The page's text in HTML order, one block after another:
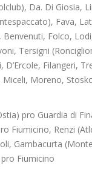
Da. Di Giosia,
Fava,
Benvenuti, Folco,
Tersigni
Filangeri,
Miceli, Moreno,
pro Guardia di
Fiumicino, Renzi
Gambacurta
Fiumicino